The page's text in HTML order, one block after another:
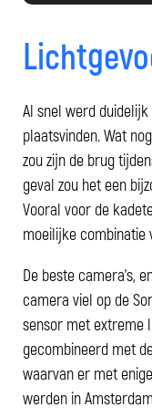
Al snel werd
plaatsvinden. Wat
zou zijn de brug
geval zou het een
Vooral voor de
moeilijke combinatie
De beste camera's,
camera viel op de
sensor met extreme
gecombineerd met
waarvan er met
werden in